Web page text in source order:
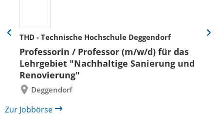
THD - Technische Hochschule Deggendorf
Professorin / Professor (m/w/d) für das
Lehrgebiet "Nachhaltige Sanierung und
Renovierung"
Deggendorf
Eine
zurück
Eine
Zur Jobbörse